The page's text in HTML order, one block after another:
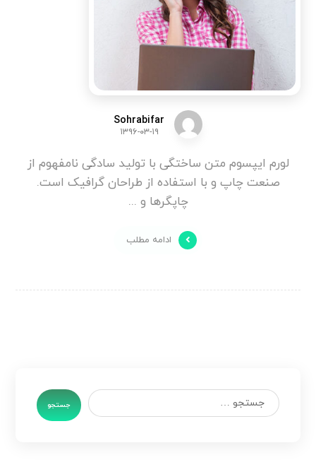
Sohrabifar
۱۳۹۶-۰۳-۱۹
لورم ایپسوم متن ساختگی با تولید سادگی نامفهوم از
صنعت چاپ و با استفاده از طراحان گرافیک است.
چاپگرها و ...
ادامه مطلب
جستجو